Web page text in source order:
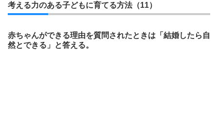
考える力のある子どもに育てる方法（11）
赤ちゃんができる理由を質問されたときは「結婚したら自
然とできる」と答える。